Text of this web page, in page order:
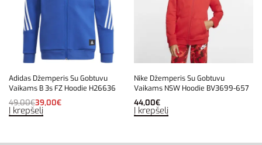
Adidas Džemperis Su Gobtuvu
Vaikams B 3s FZ Hoodie H26636
49,00€39,00€
Į krepšelį
Nike Džemperis Su Gobtuvu
Vaikams NSW Hoodie BV3699-657
44,00€
Į krepšelį